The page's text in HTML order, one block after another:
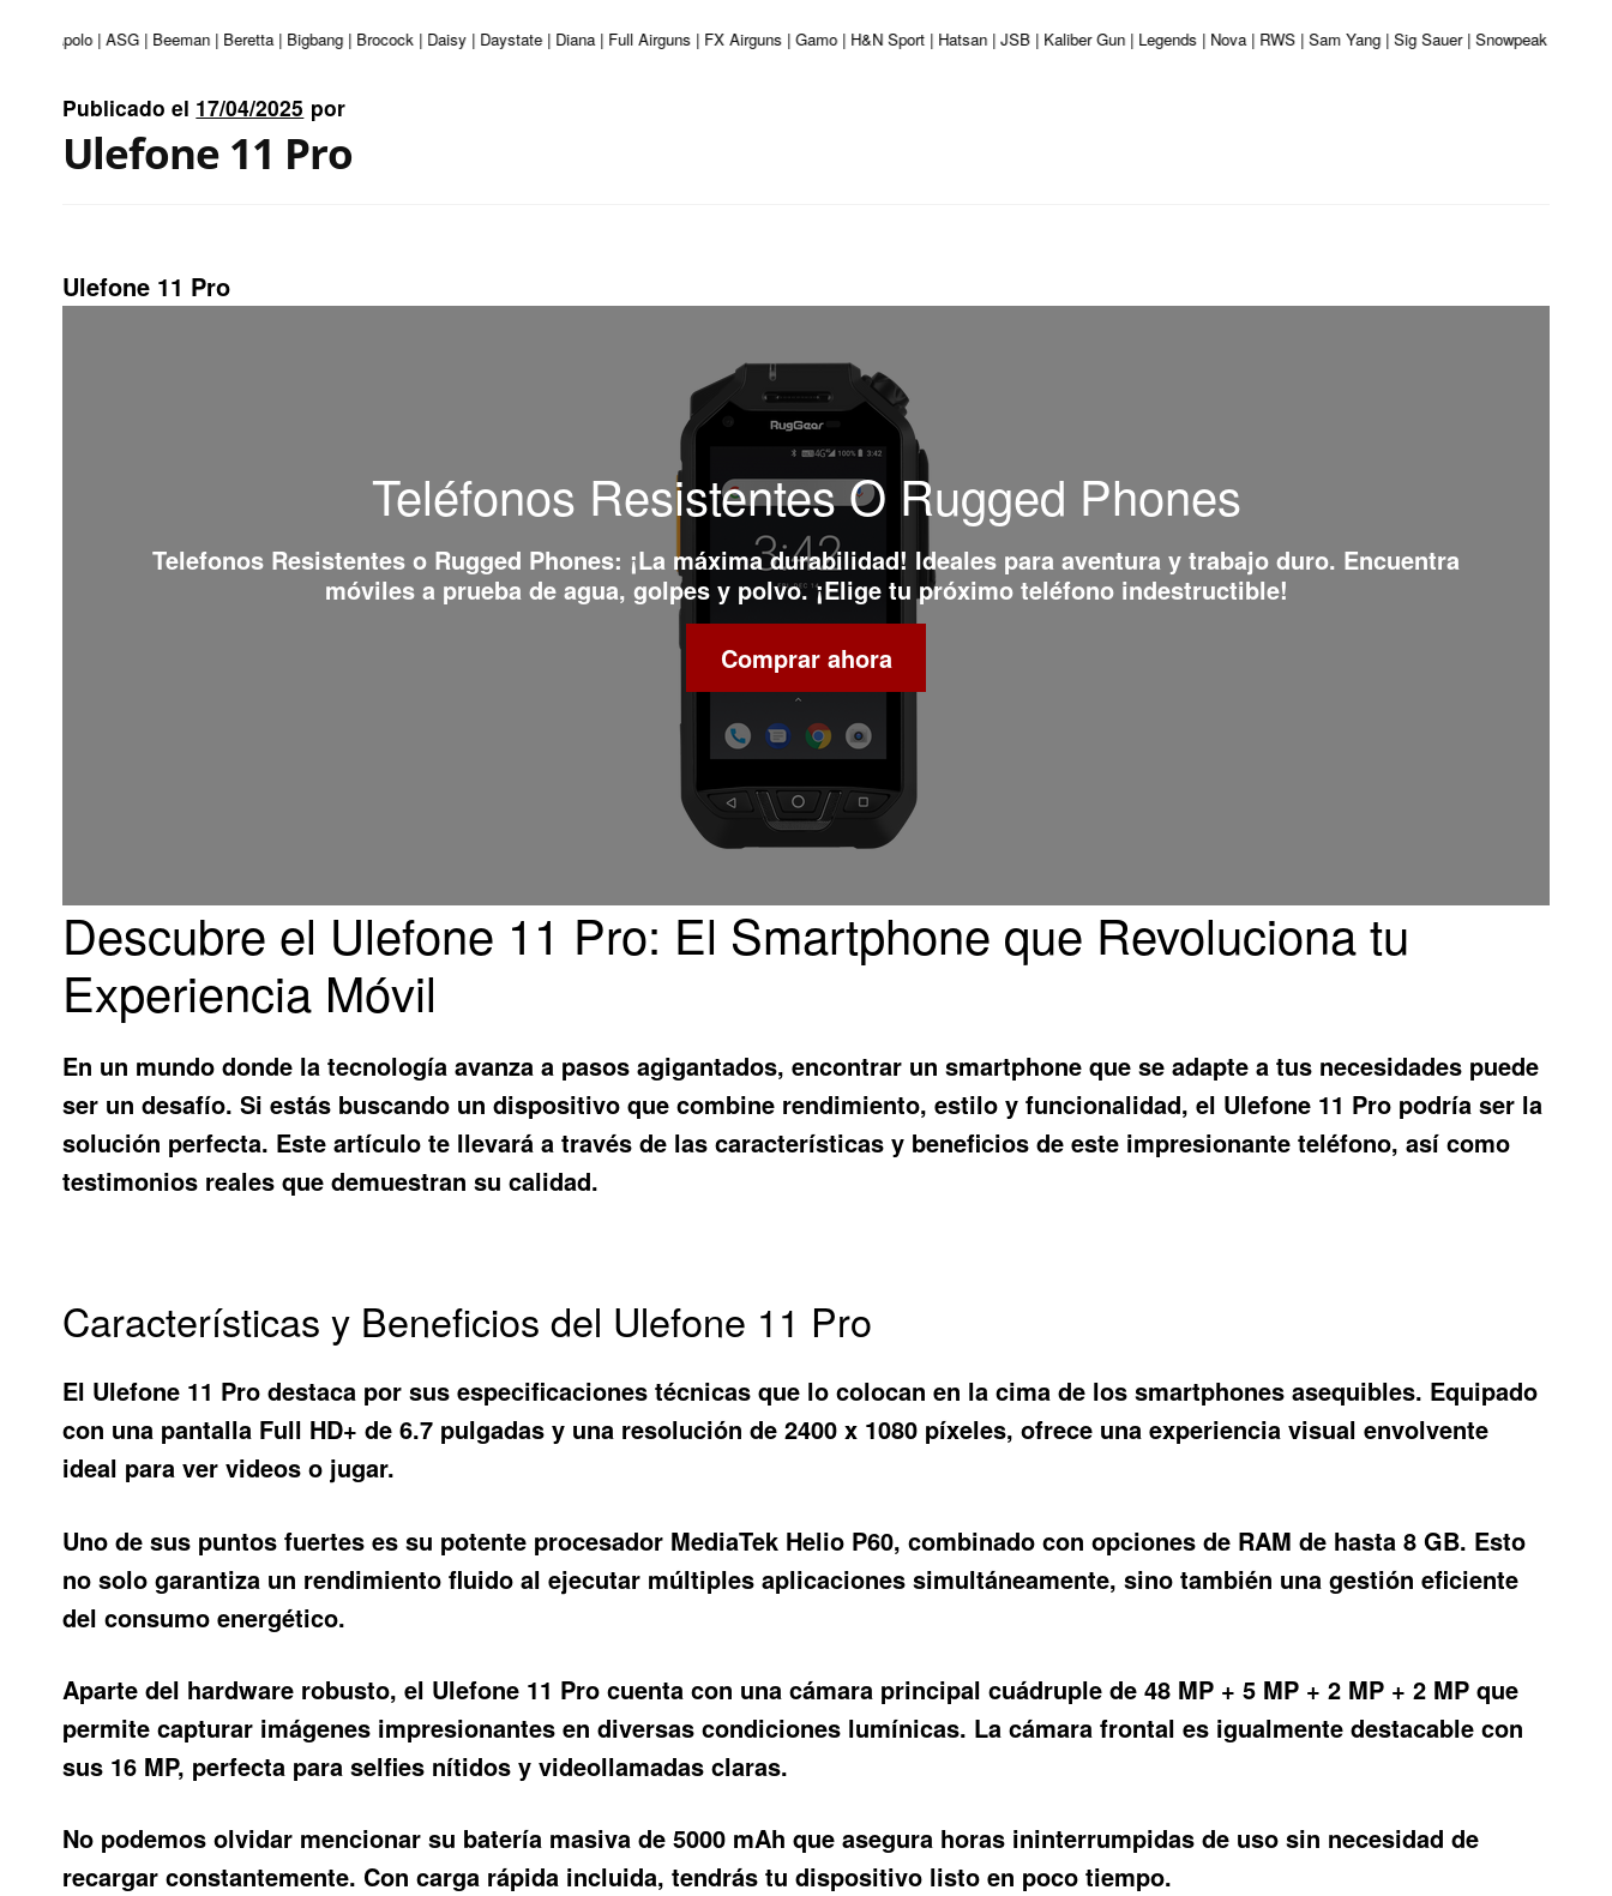
| Apolo | ASG | Beeman | Beretta | Bigbang | Brocock | Daisy | Daystate | Diana | Full Airguns | FX Airguns | Gamo | H&N Sport | Hatsan | JSB | Kaliber Gun | Legends | Nova | RWS | Sam Yang | Sig Sauer | Snowpeak | Umarex
Publicado el 17/04/2025 por
Ulefone 11 Pro
Ulefone 11 Pro
Teléfonos Resistentes O Rugged Phones
Telefonos Resistentes o Rugged Phones: ¡La máxima durabilidad! Ideales para aventura y trabajo duro. Encuentra
móviles a prueba de agua, golpes y polvo. ¡Elige tu próximo teléfono indestructible!
Comprar ahora
Descubre el Ulefone 11 Pro: El Smartphone que Revoluciona tu
Experiencia Móvil
En un mundo donde la tecnología avanza a pasos agigantados, encontrar un smartphone que se adapte a tus necesidades puede
ser un desafío. Si estás buscando un dispositivo que combine rendimiento, estilo y funcionalidad, el Ulefone 11 Pro podría ser la
solución perfecta. Este artículo te llevará a través de las características y beneficios de este impresionante teléfono, así como
testimonios reales que demuestran su calidad.
Características y Beneficios del Ulefone 11 Pro
El Ulefone 11 Pro destaca por sus especificaciones técnicas que lo colocan en la cima de los smartphones asequibles. Equipado
con una pantalla Full HD+ de 6.7 pulgadas y una resolución de 2400 x 1080 píxeles, ofrece una experiencia visual envolvente
ideal para ver videos o jugar.
Uno de sus puntos fuertes es su potente procesador MediaTek Helio P60, combinado con opciones de RAM de hasta 8 GB. Esto
no solo garantiza un rendimiento fluido al ejecutar múltiples aplicaciones simultáneamente, sino también una gestión eficiente
del consumo energético.
Aparte del hardware robusto, el Ulefone 11 Pro cuenta con una cámara principal cuádruple de 48 MP + 5 MP + 2 MP + 2 MP que
permite capturar imágenes impresionantes en diversas condiciones lumínicas. La cámara frontal es igualmente destacable con
sus 16 MP, perfecta para selfies nítidos y videollamadas claras.
No podemos olvidar mencionar su batería masiva de 5000 mAh que asegura horas ininterrumpidas de uso sin necesidad de
recargar constantemente. Con carga rápida incluida, tendrás tu dispositivo listo en poco tiempo.